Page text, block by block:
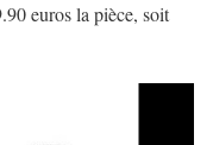
euros la pièce, soit